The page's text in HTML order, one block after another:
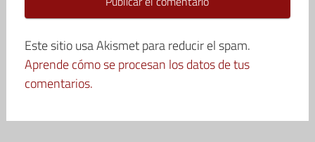
Este sitio usa Akismet para reducir el spam.
Aprende cómo se procesan los datos de tus
comentarios.